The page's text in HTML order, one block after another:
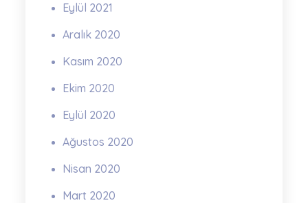
Eylül 2021
Aralık 2020
Kasım 2020
Ekim 2020
Eylül 2020
Ağustos 2020
Nisan 2020
Mart 2020